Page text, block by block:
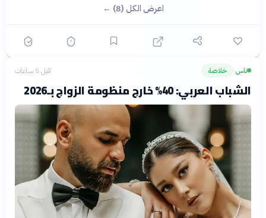
اعرض الكل (8) ←
ناس› خلاصة قبل 5 ساعات
الشباب العربي: 40% خارج منظومة الزواج بـ2026